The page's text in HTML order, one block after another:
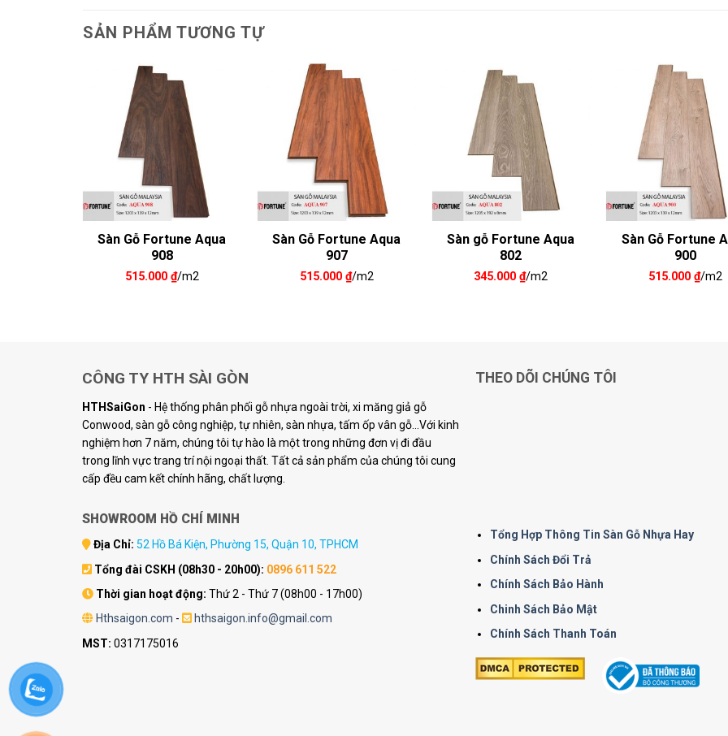
SẢN PHẨM TƯƠNG TỰ
Sàn Gỗ Fortune Aqua
908
515.000 ₫/m2
Sàn Gỗ Fortune Aqua
907
515.000 ₫/m2
Sàn gỗ Fortune Aqua
802
345.000₫/m2
Sàn Gỗ Fortune
900
515.000₫/m2
CÔNG TY HTH SÀI GÒN
HTHSaiGon - Hệ thống phân phối gỗ nhựa ngoài trời, xi măng giả gỗ
Conwood, sàn gỗ công nghiệp, tự nhiên, sàn nhựa, tấm ốp vân gỗ...Với kinh
nghiệm hơn 7 năm, chúng tôi tự hào là một trong những đơn vị đi đầu
trong lĩnh vực trang trí nội ngoại thất. Tất cả sản phẩm của chúng tôi cung
cấp đều cam kết chính hãng, chất lượng.
SHOWROOM HỒ CHÍ MINH
Địa Chỉ: 52 Hồ Bá Kiện, Phường 15, Quận 10, TPHCM
Tổng đài CSKH (08h30 - 20h00): 0896 611 522
Thời gian hoạt động: Thứ 2 - Thứ 7 (08h00 - 17h00)
Hthsaigon.com -
hthsaigon.info@gmail.com
MST: 0317175016
THEO DÕI CHÚNG TÔI
Tổng Hợp Thông Tin Sàn Gỗ Nhựa Hay
Chính Sách Đổi Trả
Chính Sách Bảo Hành
Chinh Sách Bảo Mật
Chính Sách Thanh Toán